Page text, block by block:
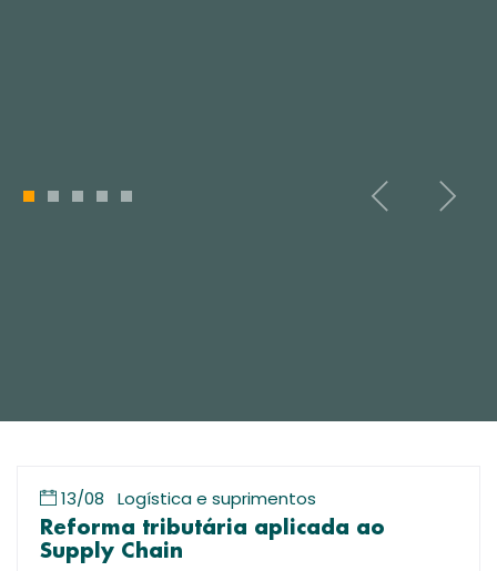
1 2 3 4 5
13/08 Logística e suprimentos
Reforma tributária aplicada ao
Supply Chain